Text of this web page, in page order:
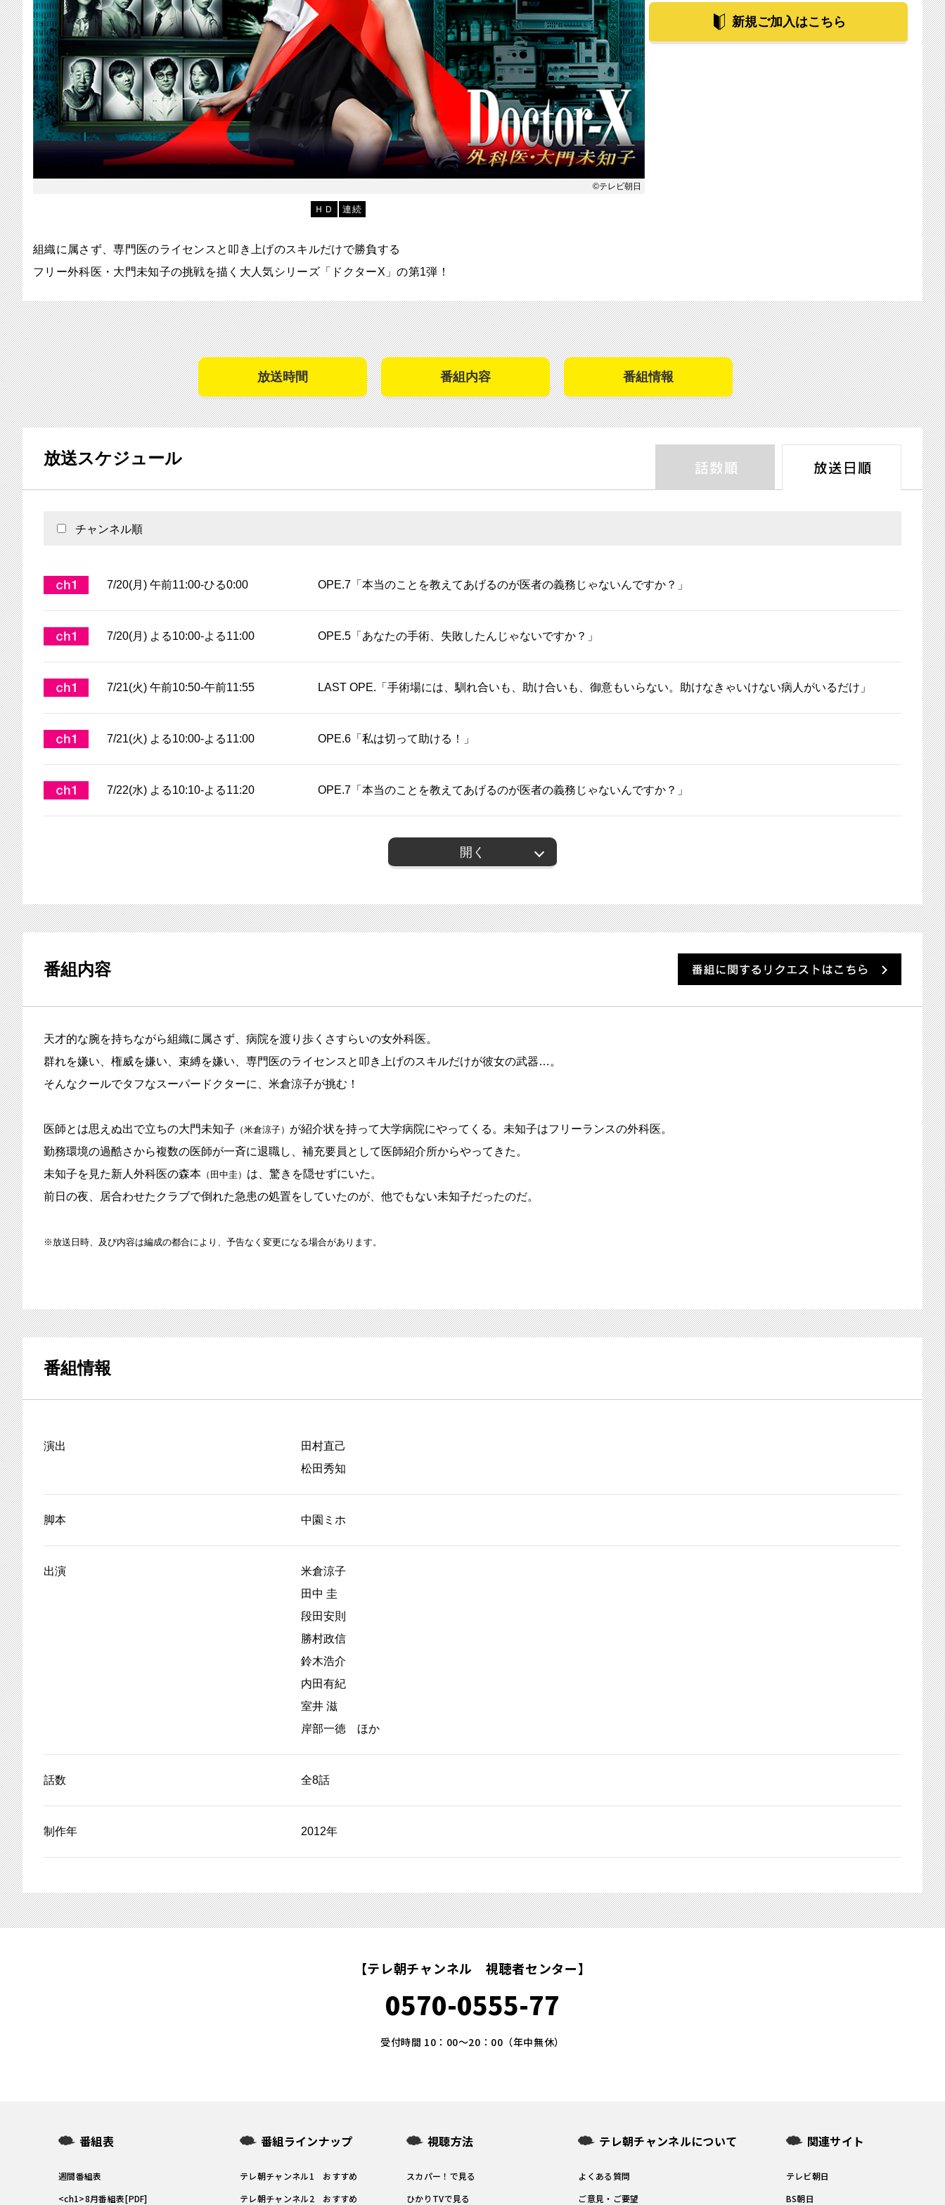
©テレビ朝日
ＨＤ 連続
組織に属さず、専門医のライセンスと叩き上げのスキルだけで勝負する
フリー外科医・大門未知子の挑戦を描く大人気シリーズ「ドクターX」の第1弾！
新規ご加入はこちら
放送時間 番組内容 番組情報
放送スケジュール 放送日順
チャンネル順
7/20(月) 午前11:00-ひる0:00 OPE.7「本当のことを教えてあげるのが医者の義務じゃないんですか？」
7/20(月) よる10:00-よる11:00 OPE.5「あなたの手術、失敗したんじゃないですか？」
7/21(火) 午前10:50-午前11:55 LAST OPE.「手術場には、馴れ合いも、助け合いも、御意もいらない。助けなきゃいけない病人がいるだけ」
7/21(火) よる10:00-よる11:00 OPE.6「私は切って助ける！」
7/22(水) よる10:10-よる11:20 OPE.7「本当のことを教えてあげるのが医者の義務じゃないんですか？」
開く
番組内容
番組に
天才的な腕を持ちながら組織に属さず、病院を渡り歩くさすらいの女外科医。
群れを嫌い、権威を嫌い、束縛を嫌い、専門医のライセンスと叩き上げのスキルだけが彼女の武器…。
そんなクールでタフなスーパードクターに、米倉涼子が挑む！
医師とは思えぬ出で立ちの大門未知子 （米倉涼子） が紹介状を持って大学病院にやってくる。未知子はフリーランスの外科医。
勤務環境の過酷さから複数の医師が一斉に退職し、補充要員として医師紹介所からやってきた。
未知子を見た新人外科医の森本 （田中圭） は、驚きを隠せずにいた。
前日の夜、居合わせたクラブで倒れた急患の処置をしていたのが、他でもない未知子だったのだ。
※放送日時、及び内容は編成の都合により、予告なく変更になる場合があります。
番組情報
演出
田村直己
松田秀知
脚本 中園ミホ
出演
米倉涼子
田中 圭
段田安則
勝村政信
鈴木浩介
内田有紀
室井 滋
岸部一徳 ほか
話数 全8話
制作年 2012年
【テレ朝チャンネル 視聴者センター】
0570-0555-77
受付時間 10：00～20：00（年中無休）
番組表
週間番組表
<ch1>8月番組表[PDF]
番組ラインナップ
テレ朝チャンネル1 おすすめ
テレ朝チャンネル2 おすすめ
視聴方法
スカパー！で見る
ひかりTVで見る
テレ朝チャンネルについて
よくある質問
ご意見・ご要望
関連サイト
テレビ朝日
BS朝日